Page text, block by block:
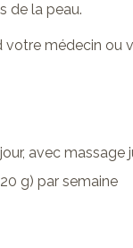
de la peau.
médecin ou
avec
g) par semaine